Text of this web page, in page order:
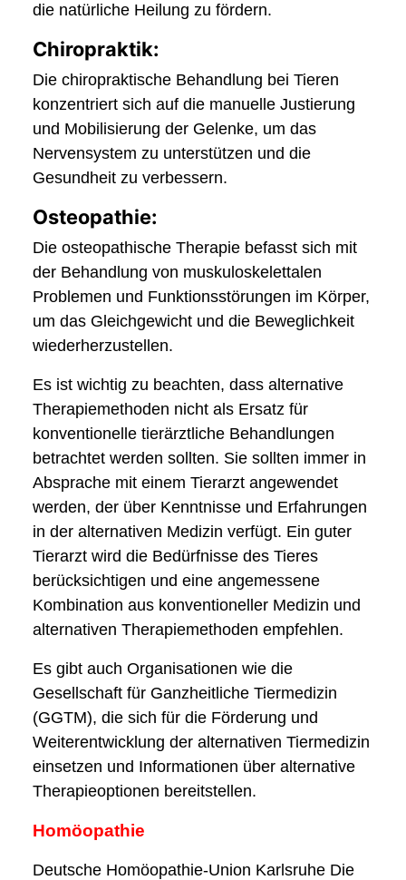
die natürliche Heilung zu fördern.
Chiropraktik:
Die chiropraktische Behandlung bei Tieren
konzentriert sich auf die manuelle Justierung
und Mobilisierung der Gelenke, um das
Nervensystem zu unterstützen und die
Gesundheit zu verbessern.
Osteopathie:
Die osteopathische Therapie befasst sich mit
der Behandlung von muskuloskelettalen
Problemen und Funktionsstörungen im Körper,
um das Gleichgewicht und die Beweglichkeit
wiederherzustellen.
Es ist wichtig zu beachten, dass alternative
Therapiemethoden nicht als Ersatz für
konventionelle tierärztliche Behandlungen
betrachtet werden sollten. Sie sollten immer in
Absprache mit einem Tierarzt angewendet
werden, der über Kenntnisse und Erfahrungen
in der alternativen Medizin verfügt. Ein guter
Tierarzt wird die Bedürfnisse des Tieres
berücksichtigen und eine angemessene
Kombination aus konventioneller Medizin und
alternativen Therapiemethoden empfehlen.
Es gibt auch Organisationen wie die
Gesellschaft für Ganzheitliche Tiermedizin
(GGTM), die sich für die Förderung und
Weiterentwicklung der alternativen Tiermedizin
einsetzen und Informationen über alternative
Therapieoptionen bereitstellen.
Homöopathie
Deutsche Homöopathie-Union Karlsruhe Die